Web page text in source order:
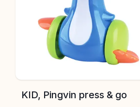
KID, Pingvin press & go